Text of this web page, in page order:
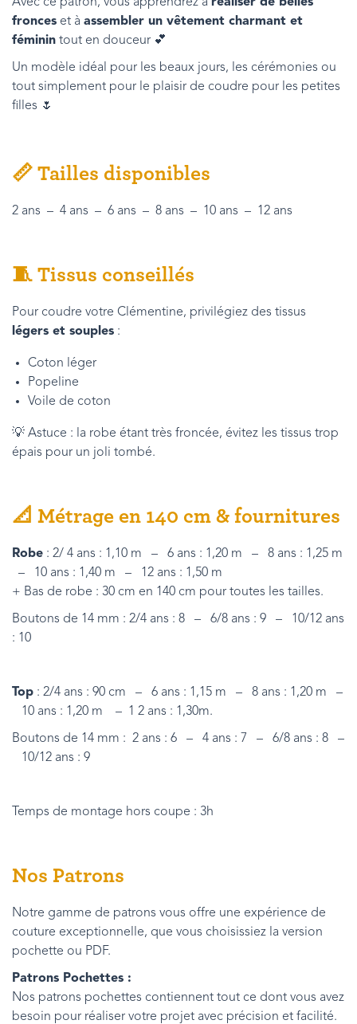
fronces et à assembler un vêtement charmant et
féminin tout en douceur 💕
Un modèle idéal pour les beaux jours, les cérémonies ou
tout simplement pour le plaisir de coudre pour les petites
filles 🌷
📏 Tailles disponibles
2 ans – 4 ans – 6 ans – 8 ans – 10 ans – 12 ans
🧵 Tissus conseillés
Pour coudre votre Clémentine, privilégiez des tissus
légers et souples :
Coton léger
Popeline
Voile de coton
💡 Astuce : la robe étant très froncée, évitez les tissus trop
épais pour un joli tombé.
📐 Métrage en 140 cm & fournitures
Robe : 2/ 4 ans : 1,10 m – 6 ans : 1,20 m – 8 ans : 1,25 m
– 10 ans : 1,40 m – 12 ans : 1,50 m
+ Bas de robe : 30 cm en 140 cm pour toutes les tailles.
Boutons de 14 mm : 2/4 ans : 8 – 6/8 ans : 9 – 10/12 ans
: 10
Top : 2/4 ans : 90 cm – 6 ans : 1,15 m – 8 ans : 1,20 m –
10 ans : 1,20 m – 1 2 ans : 1,30m.
Boutons de 14 mm : 2 ans : 6 – 4 ans : 7 – 6/8 ans : 8 –
10/12 ans : 9
Temps de montage hors coupe : 3h
Nos Patrons
Notre gamme de patrons vous offre une expérience de
couture exceptionnelle, que vous choisissiez la version
pochette ou PDF.
Patrons Pochettes :
Nos patrons pochettes contiennent tout ce dont vous avez
besoin pour réaliser votre projet avec précision et facilité.